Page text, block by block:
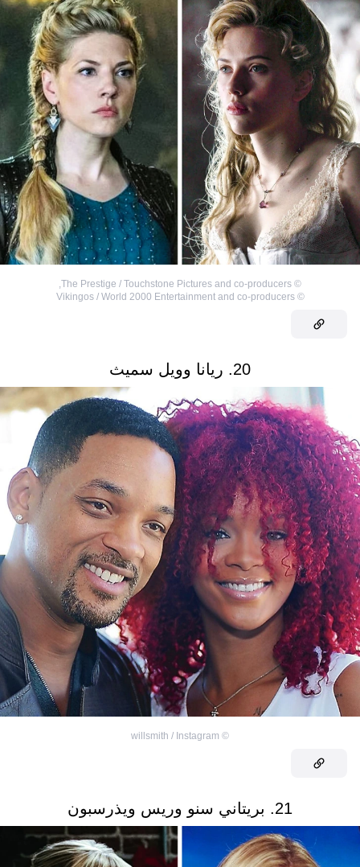
©
The Prestige / Touchstone Pictures and co-producers
,
©
Vikingos / World 2000 Entertainment and co-producers
20. ريانا وويل سميث
©
willsmith / Instagram
21. بريتاني سنو وريس ويذرسبون